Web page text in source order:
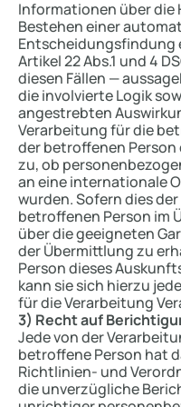
Informationen über die
Bestehen einer
Entscheidungsfindung
Artikel 22 Abs.1 und 4
diesen Fällen —
die involvierte Logik
angestrebten
Verarbeitung für die
der betroffenen
zu, ob
an eine internationale
wurden. Sofern dies
betroffenen Person im
über die geeigneten
der Übermittlung zu
Person dieses
kann sie sich hierzu
für die Verarbeitung
3) Recht auf
Jede von der
betroffene Person hat
Richtlinien- und
die unverzügliche